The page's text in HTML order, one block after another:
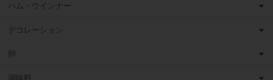
ハム・ウインナー
デコレーション
卵
調味料